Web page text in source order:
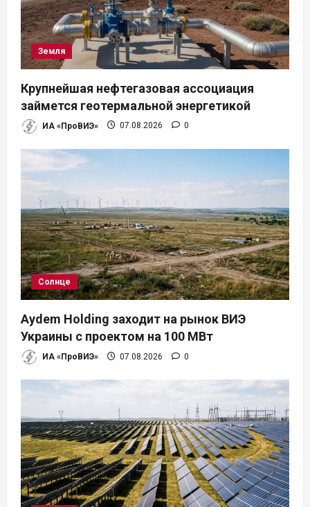
Земля
Крупнейшая нефтегазовая ассоциация
займется геотермальной энергетикой
ИА «ПроВИЭ» 07.08.2026 0
Солнце
Aydem Holding заходит на рынок ВИЭ
Украины с проектом на 100 МВт
ИА «ПроВИЭ» 07.08.2026 0